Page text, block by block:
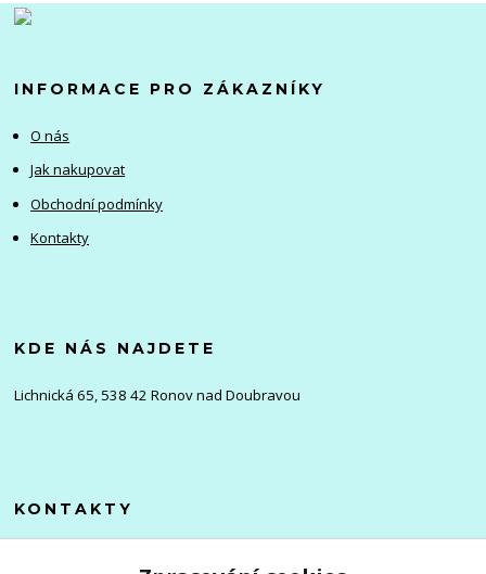
INFORMACE PRO ZÁKAZNÍKY
O nás
Jak nakupovat
Obchodní podmínky
Kontakty
KDE NÁS NAJDETE
Lichnická 65, 538 42 Ronov nad Doubravou
KONTAKTY